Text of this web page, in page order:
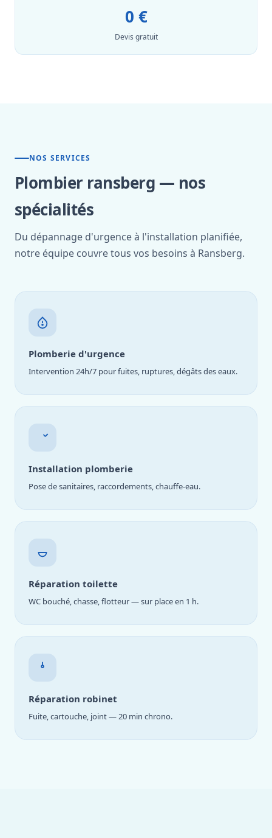
0 €
Devis gratuit
NOS SERVICES
Plombier ransberg — nos
spécialités
Du dépannage d'urgence à l'installation planifiée,
notre équipe couvre tous vos besoins à Ransberg.
Plomberie d'urgence
Intervention 24h/7 pour fuites, ruptures, dégâts des eaux.
Installation plomberie
Pose de sanitaires, raccordements, chauffe-eau.
Réparation toilette
WC bouché, chasse, flotteur — sur place en 1 h.
Réparation robinet
Fuite, cartouche, joint — 20 min chrono.